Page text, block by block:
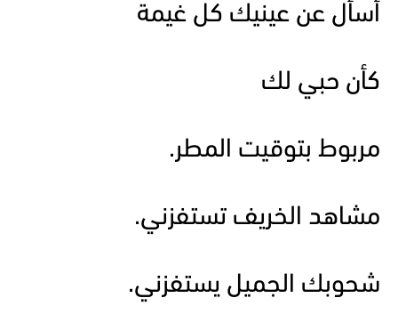
أسأل عن عينيك كل غيمة
كأن حبي لك
مربوط بتوقيت المطر.
مشاهد الخريف تستفزني.
شحوبك الجميل يستفزني.